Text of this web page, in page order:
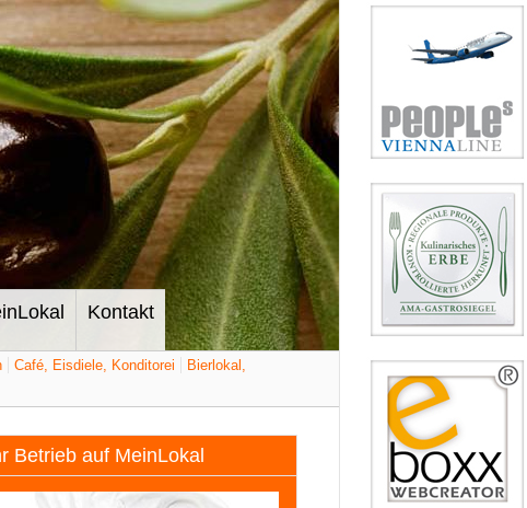
Kontakt
Café, Eisdiele, Konditorei
Bierlokal,
Betrieb auf MeinLokal